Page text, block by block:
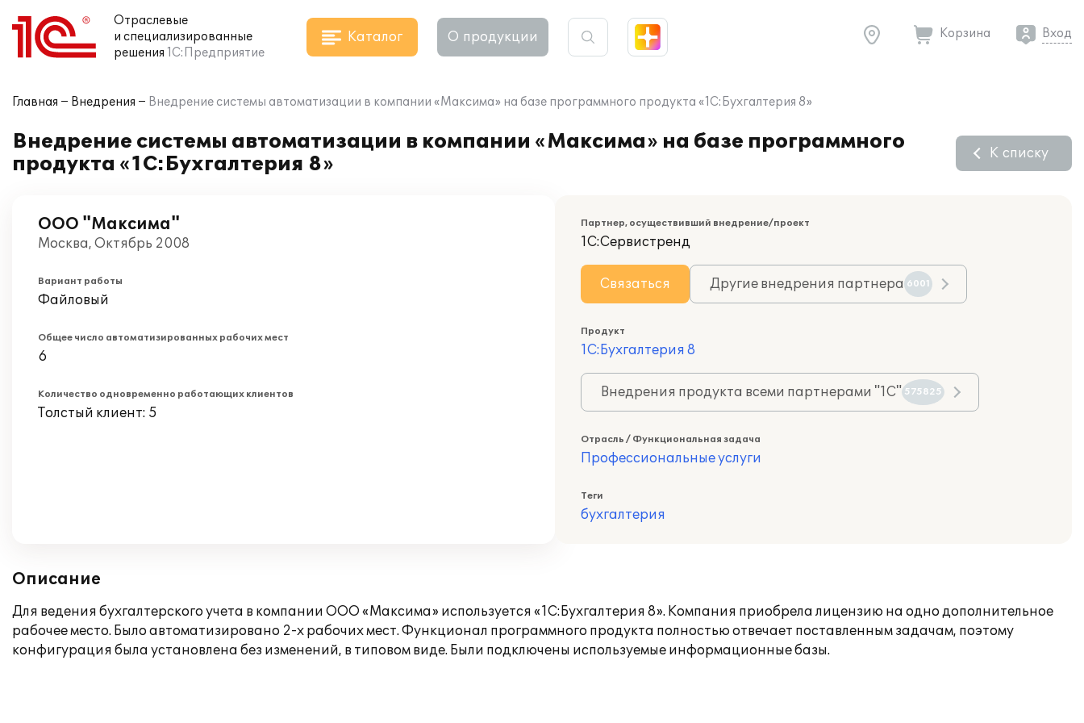
Отраслевые
и специализированные
решения 1С:Предприятие
Каталог О продукции Корзина Вход
Главная Внедрения Внедрение системы автоматизации в компании «Максима» на базе программного продукта «1С:Бухгалтерия 8»
Внедрение системы автоматизации в компании «Максима» на базе программного
продукта «1С:Бухгалтерия 8»
К списку
ООО "Максима"
Москва, Октябрь 2008
Вариант работы
Файловый
Общее число автоматизированных рабочих мест
6
Количество одновременно работающих клиентов
Толстый клиент: 5
Партнер, осуществивший внедрение/проект
1С:Сервистренд
Связаться Другие внедрения партнера 6001
Продукт
1С:Бухгалтерия 8
Внедрения продукта всеми партнерами "1С" 575825
Отрасль / Функциональная задача
Профессиональные услуги
Теги
бухгалтерия
Описание
Для ведения бухгалтерского учета в компании ООО «Максима» используется «1С:Бухгалтерия 8». Компания приобрела лицензию на одно дополнительное
рабочее место. Было автоматизировано 2-х рабочих мест. Функционал программного продукта полностью отвечает поставленным задачам, поэтому
конфигурация была установлена без изменений, в типовом виде. Были подключены используемые информационные базы.